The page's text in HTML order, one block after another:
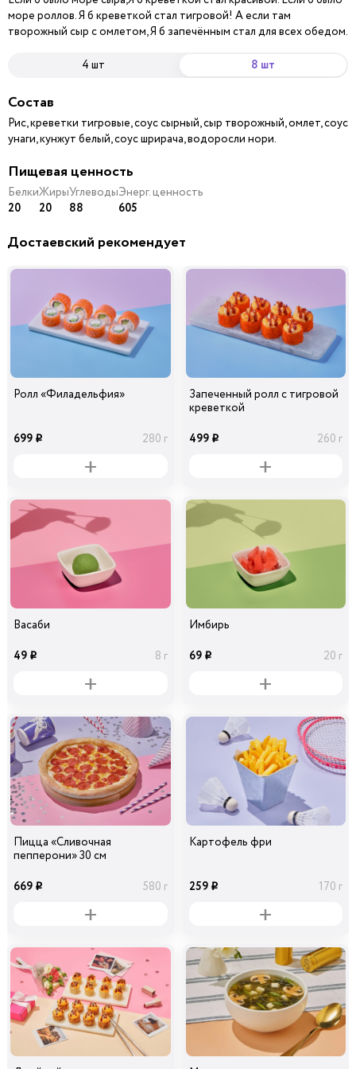
море роллов. Я б креветкой стал тигровой! А если там
творожный сыр с омлетом, Я б запечённым стал для всех обедом.
4 шт 8 шт
Состав
Рис, креветки тигровые, соус сырный, сыр творожный, омлет, соус
унаги, кунжут белый, соус шрирача, водоросли нори.
Пищевая ценность
Белки
20
Жиры
20
Углеводы
88
Энерг. ценность
605
Достаевский рекомендует
Ролл «Филадельфия»
699 i 280 г
Запеченный ролл с тигровой
креветкой
499 i 260 г
Васаби
49 i 8 г
Имбирь
69 i 20 г
Пицца «Сливочная
пепперони» 30 см
669 i 580 г
Картофель фри
259 i 170 г